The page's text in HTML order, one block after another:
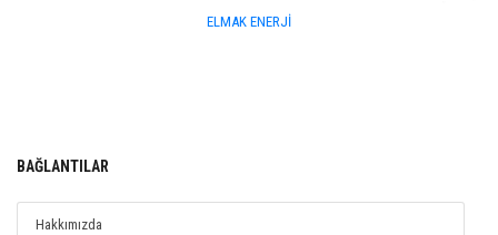
ELMAK ENERJİ
BAĞLANTILAR
Hakkımızda